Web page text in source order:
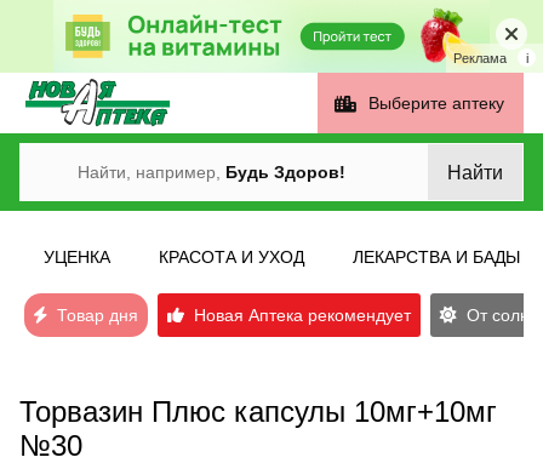
Реклама i
Выберите аптеку
Найти, например, Будь Здоров! Найти
УЦЕНКА КРАСОТА И УХОД ЛЕКАРСТВА И БАДЫ
Товар дня Новая Аптека рекомендует От
Торвазин Плюс капсулы 10мг+10мг
№30